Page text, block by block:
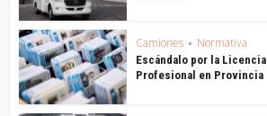
Camiones • Normativa
Escándalo por la Licencia
Profesional en Provincia